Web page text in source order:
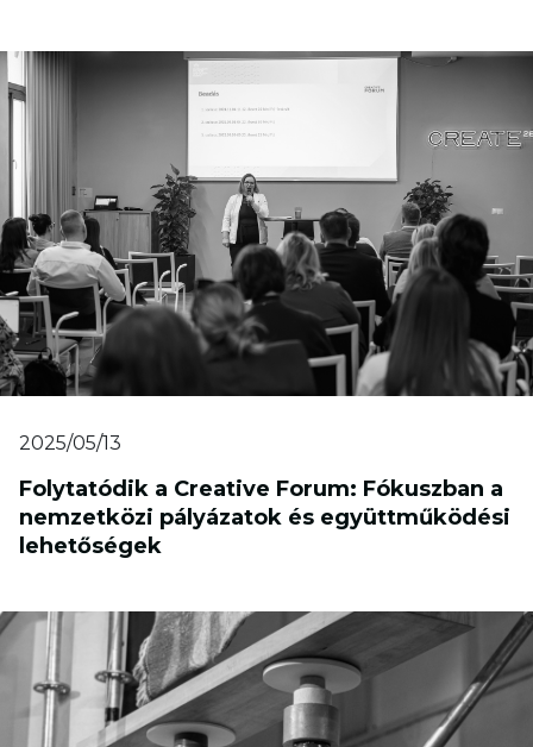
2025/05/13
Folytatódik a Creative Forum: Fókuszban a
nemzetközi pályázatok és együttműködési
lehetőségek